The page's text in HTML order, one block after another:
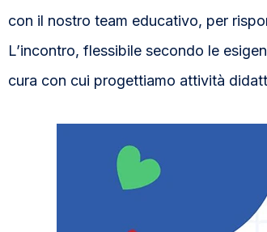
con il nostro team educativo, per
L’incontro, flessibile secondo le
cura con cui progettiamo attività